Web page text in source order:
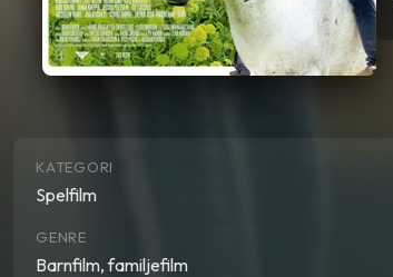
KATEGORI
Spelfilm
GENRE
Barnfilm, familjefilm